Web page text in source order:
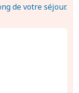
de votre séjour.